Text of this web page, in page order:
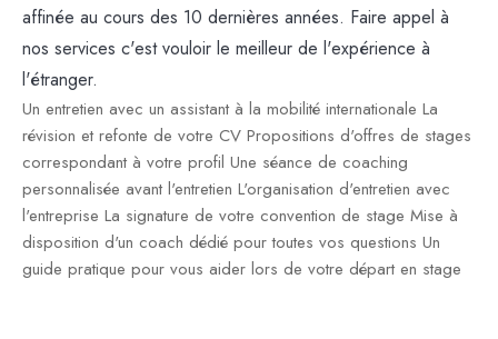
affinée au cours des 10 dernières années. Faire appel à
nos services c'est vouloir le meilleur de l'expérience à
l'étranger.
Un entretien avec un assistant à la mobilité internationale La
révision et refonte de votre CV Propositions d'offres de stages
correspondant à votre profil Une séance de coaching
personnalisée avant l'entretien L'organisation d'entretien avec
l'entreprise La signature de votre convention de stage Mise à
disposition d'un coach dédié pour toutes vos questions Un
guide pratique pour vous aider lors de votre départ en stage